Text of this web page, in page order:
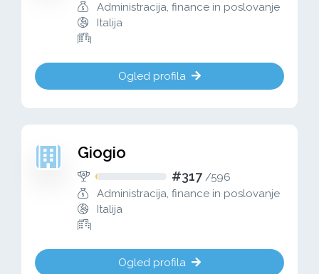
Administracija, finance in poslovanje
Italija
Ogled profila
Giogio
#317 /596
Administracija, finance in poslovanje
Italija
Ogled profila